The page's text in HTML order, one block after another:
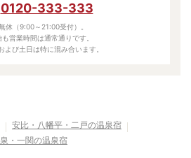
0120-333-333
休（9:00～21:00受付）。
営業時間は通常通りです。
よび土日は特に混み合います。
安比・八幡平・二戸の温泉宿
・一関の温泉宿